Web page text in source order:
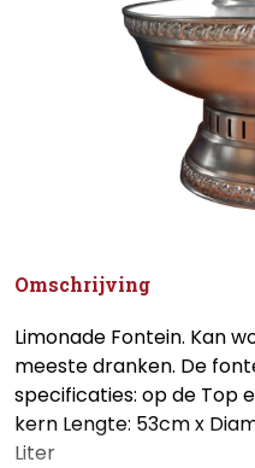
Omschrijving
Limonade Fontein. Kan
meeste dranken. De
specificaties: op de Top
kern Lengte: 53cm x
Liter